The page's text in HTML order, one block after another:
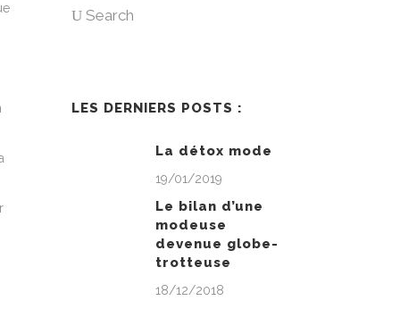
Search
LES DERNIERS POSTS :
La détox mode
19/01/2019
Le bilan d’une
modeuse
devenue globe-
trotteuse
18/12/2018